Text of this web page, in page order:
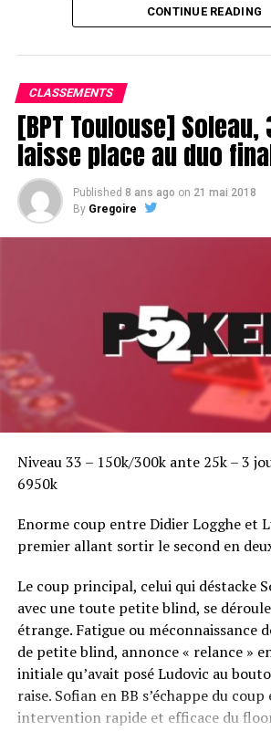
Le champagne va réchauffer si les deux
CONTINUE READING
CLASSEMENTS
[BPT Toulouse] Soleau,
laisse place au duo
Published 8 ans ago on 21 mai 2018
By Gregoire
Niveau 33 – 150k/300k ante 25k – 3
6950k
Enorme coup entre Didier Logghe et
premier allant sortir le second en
Le coup principal, celui qui déstacke
avec une toute petite blind, se
étrange. Fatigue ou méconnaissance
de petite blind, annonce « relance »
initiale qu’avait posé Ludovic au
raise. Sofian en BB s’échappe du
intervention rapide et efficace du